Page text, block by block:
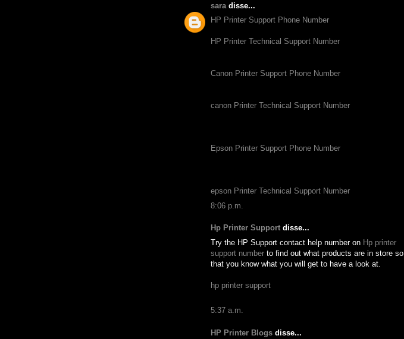
sara disse...
HP Printer Support Phone Number
HP Printer Technical Support Number
Canon Printer Support Phone Number
canon Printer Technical Support Number
Epson Printer Support Phone Number
epson Printer Technical Support Number
8:06 p.m.
Hp Printer Support disse...
Try the HP Support contact help number on Hp printer
support number to find out what products are in store so
that you know what you will get to have a look at.
hp printer support
5:37 a.m.
HP Printer Blogs disse...